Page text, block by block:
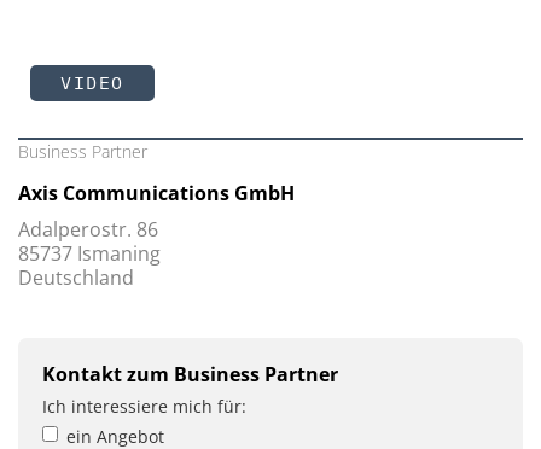
VIDEO
Business Partner
Axis Communications GmbH
Adalperostr. 86
85737 Ismaning
Deutschland
Kontakt zum Business Partner
Ich interessiere mich für:
ein Angebot